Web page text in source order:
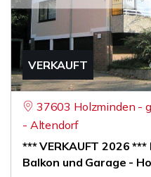
VERKAUFT
37603 Holzminden -
- Altendorf
*** VERKAUFT 2026
Balkon und Garage -